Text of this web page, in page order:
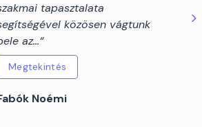
tapasztalata
közösen vágtunk
az...“
Megtekintés
Noémi